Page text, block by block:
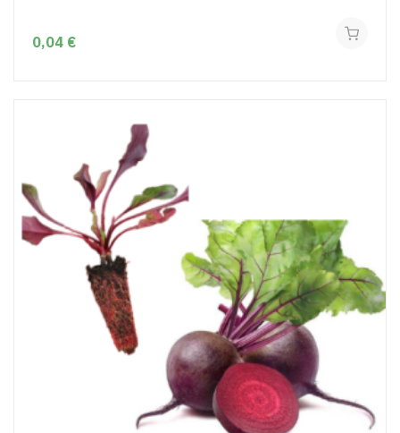
0,04 €